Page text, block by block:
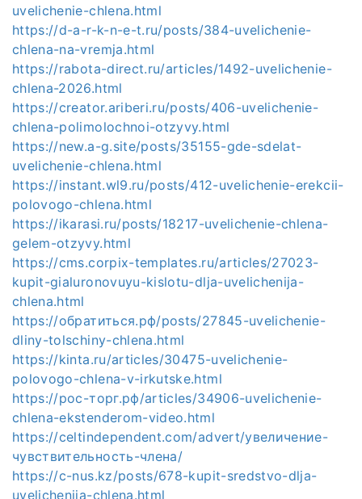
uvelichenie-chlena.html
https://d-a-r-k-n-e-t.ru/posts/384-uvelichenie-
chlena-na-vremja.html
https://rabota-direct.ru/articles/1492-uvelichenie-
chlena-2026.html
https://creator.ariberi.ru/posts/406-uvelichenie-
chlena-polimolochnoi-otzyvy.html
https://new.a-g.site/posts/35155-gde-sdelat-
uvelichenie-chlena.html
https://instant.wl9.ru/posts/412-uvelichenie-erekcii-
polovogo-chlena.html
https://ikarasi.ru/posts/18217-uvelichenie-chlena-
gelem-otzyvy.html
https://cms.corpix-templates.ru/articles/27023-
kupit-gialuronovuyu-kislotu-dlja-uvelichenija-
chlena.html
https://обратиться.рф/posts/27845-uvelichenie-
dliny-tolschiny-chlena.html
https://kinta.ru/articles/30475-uvelichenie-
polovogo-chlena-v-irkutske.html
https://рос-торг.рф/articles/34906-uvelichenie-
chlena-ekstenderom-video.html
https://celtindependent.com/advert/увеличение-
чувствительность-члена/
https://c-nus.kz/posts/678-kupit-sredstvo-dlja-
uvelichenija-chlena.html